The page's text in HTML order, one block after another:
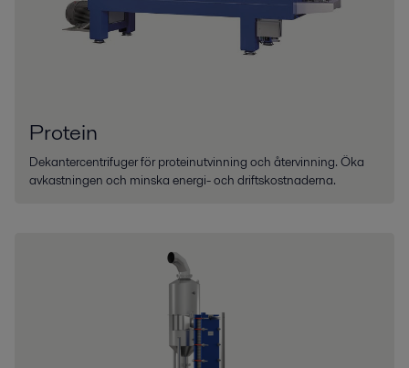
Protein
Dekantercentrifuger för proteinutvinning och återvinning. Öka
avkastningen och minska energi- och driftskostnaderna.